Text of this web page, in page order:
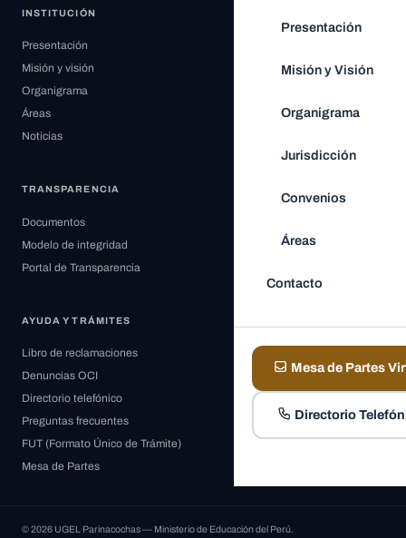
Presentación
Misión y Visión
Organigrama
Jurisdicción
Convenios
Áreas
Contacto
Mesa de Partes
Directorio
INSTITUCIÓN
Presentación
Misión y visión
Organigrama
Áreas
Noticias
TRANSPARENCIA
Documentos
Modelo de integridad
Portal de Transparencia
AYUDA Y TRÁMITES
Libro de reclamaciones
Denuncias OCI
Directorio telefónico
Preguntas frecuentes
FUT (Formato Único de Trámite)
Mesa de Partes
© 2026 UGEL Parinacochas — Ministerio de Educación del Perú.